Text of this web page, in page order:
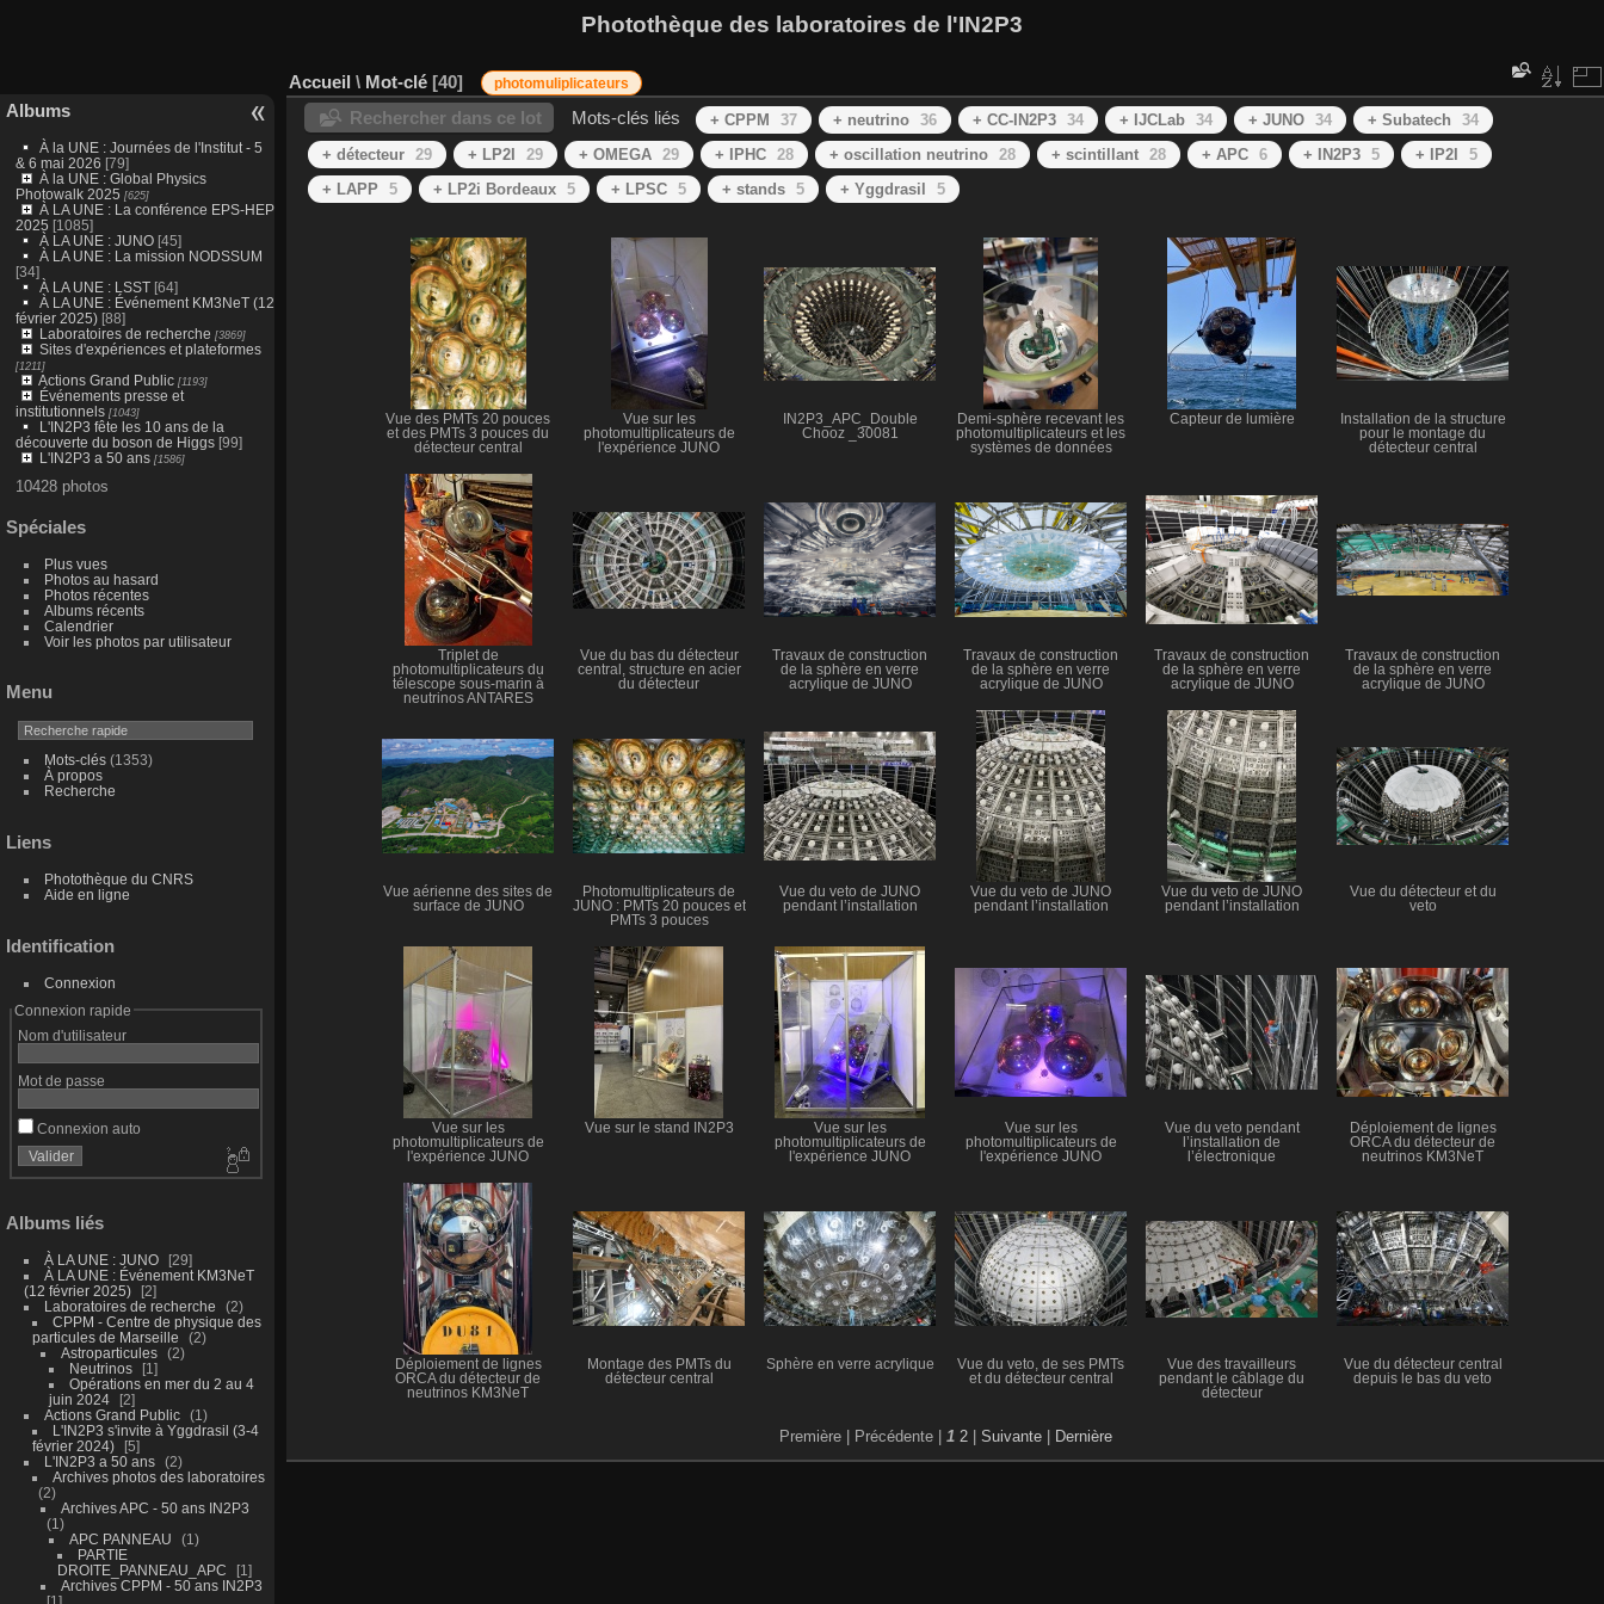
Photothèque des laboratoires de l'IN2P3
Albums
À la UNE : Journées de l'Institut - 5
& 6 mai 2026 [79]
À la UNE : Global Physics
Photowalk 2025 [625]
À LA UNE : La conférence EPS-HEP
2025 [1085]
À LA UNE : JUNO [45]
À LA UNE : La mission NODSSUM
[34]
À LA UNE : LSST[64]
À LA UNE : Événement KM3NeT (12
février 2025)[88]
Laboratoires de recherche [3869]
Sites d'expériences et plateformes
[1211]
Actions Grand Public[1193]
Événements presse et
institutionnels[1043]
L'IN2P3 fête les 10 ans de la
découverte du boson de Higgs[99]
L'IN2P3 a 50 ans[1586]
10428 photos
Spéciales
Plus vues
Photos au hasard
Photos récentes
Albums récents
Calendrier
Voir les photos par utilisateur
Menu
Mots-clés(1353)
À propos
Recherche
Liens
Photothèque du CNRS
Aide en ligne
Identification
Connexion
Connexion rapide
Nom d'utilisateur
Mot de passe
Connexion auto
Albums liés
À LA UNE : JUNO
29
À LA UNE : Événement KM3NeT
(12 février 2025)
2
Laboratoires de recherche
2
CPPM - Centre de physique des
particules de Marseille
2
Astroparticules
2
Neutrinos
1
Opérations en mer du 2 au 4
juin 2024
2
Actions Grand Public
1
L'IN2P3 s'invite à Yggdrasil (3-4
février 2024)
5
L'IN2P3 a 50 ans
2
Archives photos des laboratoires
2
Archives APC - 50 ans IN2P3
1
APC PANNEAU
1
PARTIE
DROITE_PANNEAU_APC
1
Archives CPPM - 50 ans IN2P3
1
Accueil \ Mot-clé 40 photomuliplicateurs
Rechercher dans ce lot Mots-clés liés + CPPM 37 + neutrino 36 + CC-IN2P3 34 + IJCLab 34 + JUNO 34 + Subatech
34
+ détecteur 29 + LP2I 29 + OMEGA 29 + IPHC 28 + oscillation neutrino 28 + scintillant 28 + APC 6 + IN2P3 5 + IP2I
5
+ LAPP
5 + LP2i Bordeaux 5 + LPSC 5 + stands 5 + Yggdrasil 5
Vue des PMTs 20 pouces
et des PMTs 3 pouces du
détecteur central
Vue sur les
photomultiplicateurs de
l'expérience JUNO
IN2P3_APC_Double
Chooz _30081
Demi-sphère recevant les
photomultiplicateurs et les
systèmes de données
Capteur de lumière
Installation de la structure
pour le montage du
détecteur central
Triplet de
photomultiplicateurs du
télescope sous-marin à
neutrinos ANTARES
Vue du bas du détecteur
central, structure en acier
du détecteur
Travaux de construction
de la sphère en verre
acrylique de JUNO
Travaux de construction
de la sphère en verre
acrylique de JUNO
Travaux de construction
de la sphère en verre
acrylique de JUNO
Travaux de construction
de la sphère en verre
acrylique de JUNO
Vue aérienne des sites de
surface de JUNO
Photomultiplicateurs de
JUNO : PMTs 20 pouces et
PMTs 3 pouces
Vue du veto de JUNO
pendant l’installation
Vue du veto de JUNO
pendant l’installation
Vue du veto de JUNO
pendant l’installation
Vue du détecteur et du
veto
Vue sur les
photomultiplicateurs de
l'expérience JUNO
Vue sur le stand IN2P3
Vue sur les
photomultiplicateurs de
l'expérience JUNO
Vue sur les
photomultiplicateurs de
l'expérience JUNO
Vue du veto pendant
l’installation de
l’électronique
Déploiement de lignes
ORCA du détecteur de
neutrinos KM3NeT
Déploiement de lignes
ORCA du détecteur de
neutrinos KM3NeT
Montage des PMTs du
détecteur central
Sphère en verre acrylique
Vue du veto, de ses PMTs
et du détecteur central
Vue des travailleurs
pendant le câblage du
détecteur
Vue du détecteur central
depuis le bas du veto
Première | Précédente | 1 2 Suivante Dernière